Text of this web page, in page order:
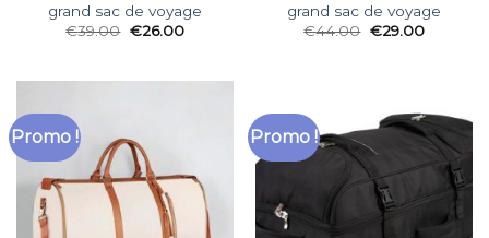
grand sac de voyage
€39.00 €26.00
grand sac de voyage
€44.00 €29.00
Promo ! Promo !